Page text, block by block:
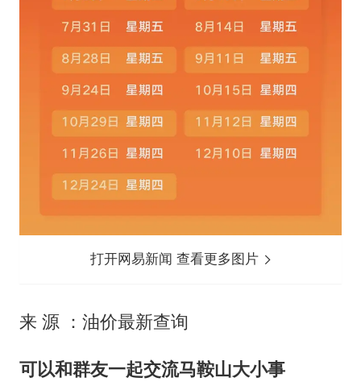
打开网易新闻 查看更多图片
来 源 ：油价最新查询
可以和群友一起交流马鞍山大小事